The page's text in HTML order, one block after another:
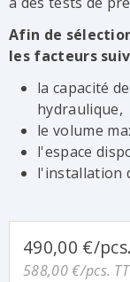
Afin de
les facteurs
la capacité
hydraulique,
le volume
l'espace
l'installation
490,00 €/
588,00 €/pcs.